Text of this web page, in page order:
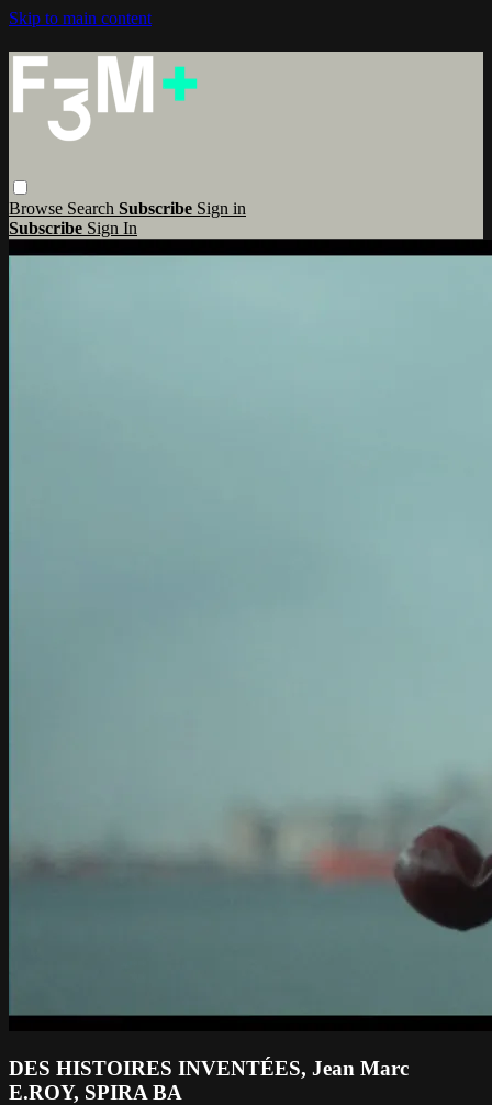
Skip to main content
Browse Search Subscribe Sign in
Subscribe Sign In
DES HISTOIRES INVENTÉES, Jean Marc
E.ROY, SPIRA BA